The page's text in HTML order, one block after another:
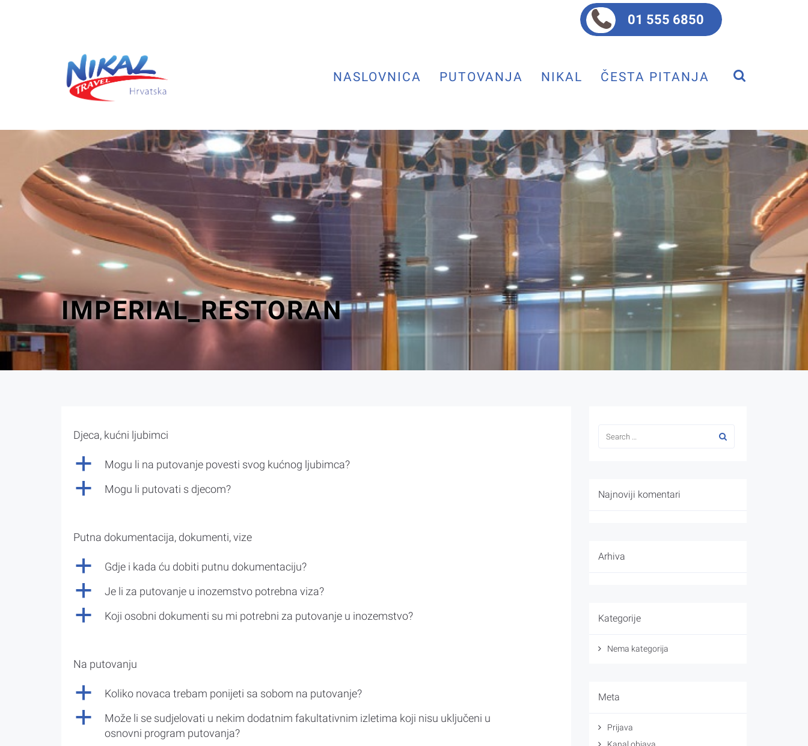
01 555 6850
NASLOVNICA PUTOVANJA NIKAL ČESTA PITANJA
IMPERIAL_RESTORAN
Djeca, kućni ljubimci
a Mogu li na putovanje povesti svog kućnog ljubimca?
a Mogu li putovati s djecom?
Putna dokumentacija, dokumenti, vize
a Gdje i kada ću dobiti putnu dokumentaciju?
a Je li za putovanje u inozemstvo potrebna viza?
a Koji osobni dokumenti su mi potrebni za putovanje u inozemstvo?
Na putovanju
a Koliko novaca trebam ponijeti sa sobom na putovanje?
a
Može li se sudjelovati u nekim dodatnim fakultativnim izletima koji nisu uključeni u
osnovni program putovanja?
Najnoviji komentari
Arhiva
Kategorije
Nema kategorija
Meta
Prijava